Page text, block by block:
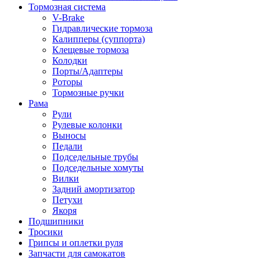
Тормозная система
V-Brake
Гидравлические тормоза
Калипперы (суппорта)
Клещевые тормоза
Колодки
Порты/Адаптеры
Роторы
Тормозные ручки
Рама
Рули
Рулевые колонки
Выносы
Педали
Подседельные трубы
Подседельные хомуты
Вилки
Задний амортизатор
Петухи
Якоря
Подшипники
Тросики
Грипсы и оплетки руля
Запчасти для самокатов